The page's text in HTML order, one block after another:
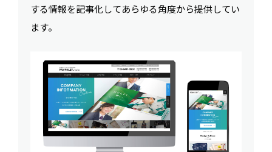
する情報を記事化してあらゆる角度から提供してい
ます。